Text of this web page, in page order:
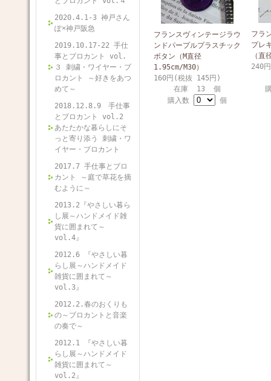
2020.4.1-3 神戸さん
ぽ×神戸阪急
2019.10.17-22 手仕
事とブロカント vol.
３ 刺繍・ワイヤー・ブ
ロカント ～好きをあつ
めて～
2018.12.8.9 手仕事
とブロカント vol.2
あたたかな暮らしにそ
っと寄り添う 刺繍・ワ
イヤー・ブロカント
2017.7 手仕事とブロ
カント ～庭で草花を摘
むように～
2013.2『やさしい暮ら
し展～ハンドメイド雑
貨に囲まれて～
vol.4』
2012.6 『やさしい暮
らし展～ハンドメイド
雑貨に囲まれて～
vol.3』
2012.2.春のおくりも
の～ブロカントと音楽
の奏で～
2012.1 『やさしい暮
らし展～ハンドメイド
雑貨に囲まれて～
vol.2』
フランスヴィンテージラウ
ンドパープルプラスチック
ボタン（M直径
1.95cm/M30）
160円(税抜 145円)
在庫 13 個
購入数
個
フラ
プレ
（直
240